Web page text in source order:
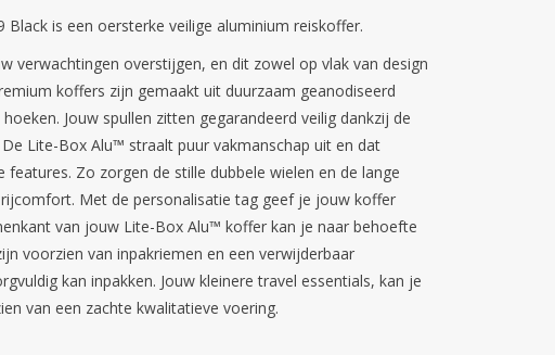
Black is een oersterke veilige aluminium reiskoffer.
verwachtingen overstijgen, en dit zowel op vlak van design
koffers zijn gemaakt uit duurzaam geanodiseerd
Jouw spullen zitten gegarandeerd veilig dankzij de
Lite-Box Alu™ straalt puur vakmanschap uit en dat
Zo zorgen de stille dubbele wielen en de lange
Met de personalisatie tag geef je jouw koffer
van jouw Lite-Box Alu™ koffer kan je naar behoefte
voorzien van inpakriemen en een verwijderbaar
kan inpakken. Jouw kleinere travel essentials, kan je
van een zachte kwalitatieve voering.